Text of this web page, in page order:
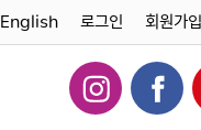
English 로그인 회원가입